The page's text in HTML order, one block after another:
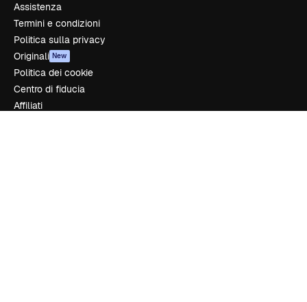
Assistenza
Termini e condizioni
Politica sulla privacy
Originali New
Politica dei cookie
Centro di fiducia
Affiliati